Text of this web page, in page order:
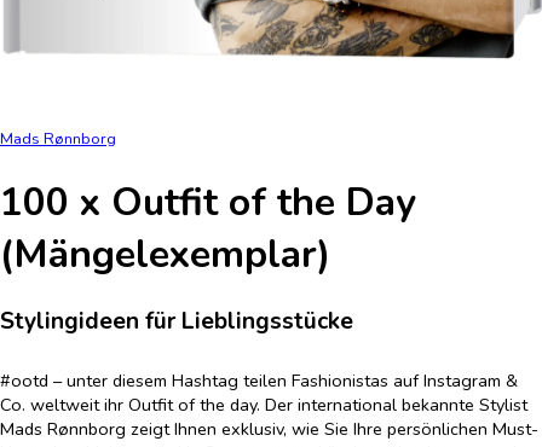
Mads Rønnborg
100 x Outfit of the Day
(Mängelexemplar)
Stylingideen für Lieblingsstücke
#ootd – unter diesem Hashtag teilen Fashionistas auf Instagram &
Co. weltweit ihr Outfit of the day. Der international bekannte Stylist
Mads Rønnborg zeigt Ihnen exklusiv, wie Sie Ihre persönlichen Must-